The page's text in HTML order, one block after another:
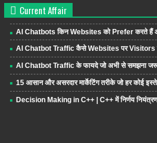
Current Affair
AI Chatbots किन Websites को Prefer करते हैं
AI Chatbot Traffic कैसे Websites पर Visitors
AI Chatbot Traffic के फायदे जो अभी से समझना
15 आसान और असरदार मार्केटिंग तरीके जो हर कोई
Decision Making in C++ | C++ में निर्णय नियंत्रण